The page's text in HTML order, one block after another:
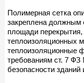
Полимерная сетка
закреплена должным
площади
теплоизоляционных
теплоизоляционные
требованиям ст. 7
безопасности зданий